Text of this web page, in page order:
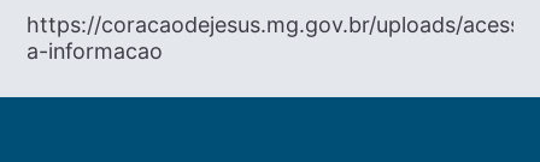
https://coracaodejesus.mg.gov.br/uploads/
a-informacao